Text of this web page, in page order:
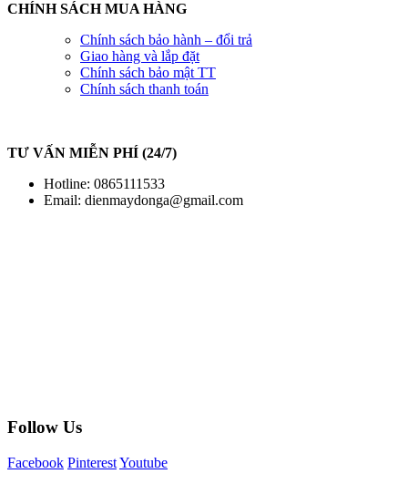
CHÍNH SÁCH MUA HÀNG
Chính sách bảo hành – đổi trả
Giao hàng và lắp đặt
Chính sách bảo mật TT
Chính sách thanh toán
TƯ VẤN MIỄN PHÍ (24/7)
Hotline: 0865111533
Email: dienmaydonga@gmail.com
Follow Us
Facebook PinterestYoutube